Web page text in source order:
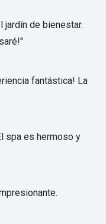
jardín de bienestar.
fantástica! La
spa es hermoso y